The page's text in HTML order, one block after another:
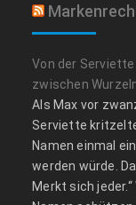
Von der
zwischen
Als Max vor
Serviette
Namen einmal
werden würde.
Merkt sich